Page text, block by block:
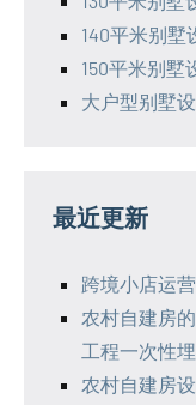
140平米别墅
150平米别墅
大户型别墅
最近更新
跨境小店运
农村自建房
工程一次性
农村自建房